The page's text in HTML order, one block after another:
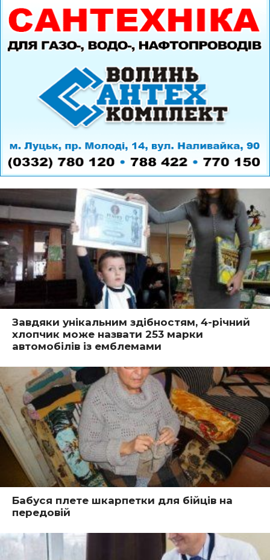
Завдяки унікальним здібностям, 4-річний
хлопчик може назвати 253 марки
автомобілів із емблемами
Бабуся плете шкарпетки для бійців на
передовій